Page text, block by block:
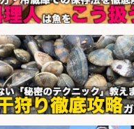
」「時給1,600円」堺市
で自転車部品や釣り具の
金10万円/未経験歓迎・
で年間休日126日・日払
府
ーソルファクトリーパートナ
ズ株式会社